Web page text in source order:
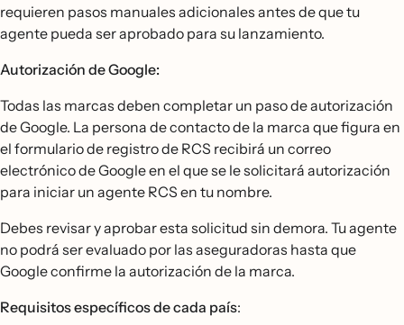
requieren pasos manuales adicionales antes de que tu
agente pueda ser aprobado para su lanzamiento.
Autorización de Google:
Todas las marcas deben completar un paso de autorización
de Google. La persona de contacto de la marca que figura en
el formulario de registro de RCS recibirá un correo
electrónico de Google en el que se le solicitará autorización
para iniciar un agente RCS en tu nombre.
Debes revisar y aprobar esta solicitud sin demora. Tu agente
no podrá ser evaluado por las aseguradoras hasta que
Google confirme la autorización de la marca.
Requisitos específicos de cada país: